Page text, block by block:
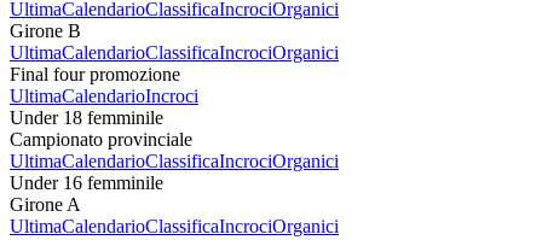
UltimaCalendarioClassificaIncrociOrganici
Girone B
UltimaCalendarioClassificaIncrociOrganici
Final four promozione
UltimaCalendarioIncroci
Under 18 femminile
Campionato provinciale
UltimaCalendarioClassificaIncrociOrganici
Under 16 femminile
Girone A
UltimaCalendarioClassificaIncrociOrganici